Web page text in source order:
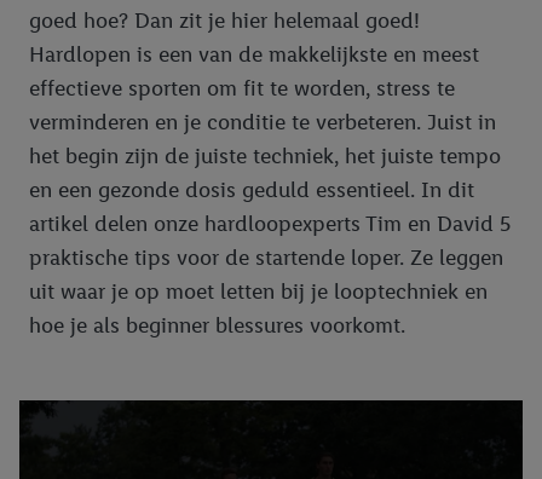
goed hoe? Dan zit je hier helemaal goed!
Hardlopen is een van de makkelijkste en meest
effectieve sporten om fit te worden, stress te
verminderen en je conditie te verbeteren. Juist in
het begin zijn de juiste techniek, het juiste tempo
en een gezonde dosis geduld essentieel. In dit
artikel delen onze hardloopexperts Tim en David 5
praktische tips voor de startende loper. Ze leggen
uit waar je op moet letten bij je looptechniek en
hoe je als beginner blessures voorkomt.